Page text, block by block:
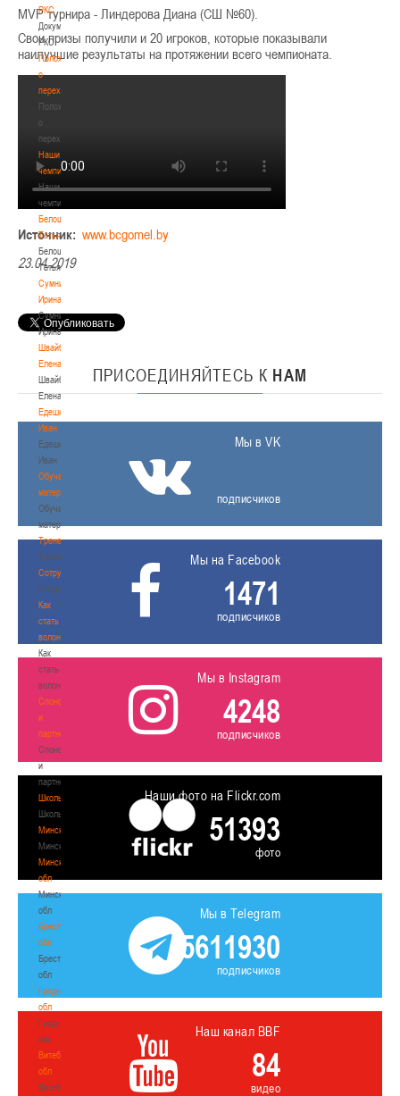
РКС
Документы
РКС
Положение
о
переходах
Положение
о
переходах
Наши
чемпионы
Наши
чемпионы
Белошапко
Татьяна
Белошапко
Татьяна
Сумникова
Ирина
Сумникова
Ирина
Швайбович
Елена
Швайбович
Елена
Едешко
Иван
Едешко
Иван
Обучающие
материалы
Обучающие
материалы
Тренерам
Тренерам
Сотрудничество
Сотрудничество
Как
стать
волонтером
Как
стать
волонтером
Спонсоры
и
партнеры
Спонсоры
и
партнеры
Школы
Школы
Минск
Минск
Минская
обл
Минская
обл
Брестская
обл
Брестская
обл
Гродненская
обл
Гродненская
обл
Витебская
обл
Витебская
MVP турнира - Линдерова Диана (СШ №60).
Свои призы получили и 20 игроков, которые показывали
наилучшие результаты на протяжении всего чемпионата.
Источник: www.bcgomel.by
23.04.2019
ПРИСОЕДИНЯЙТЕСЬ К НАМ
Мы в VK
подписчиков
Мы на Facebook
1471
подписчиков
Мы в Instagram
4248
подписчиков
Наши фото на Flickr.com
51393
фото
Мы в Telegram
5611930
подписчиков
Наш канал BBF
84
видео